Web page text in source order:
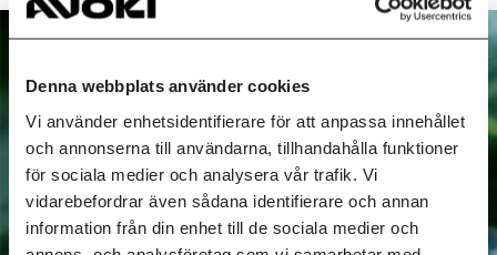
Denna webbplats använder cookies
Vi använder enhetsidentifierare för att anpassa innehållet
och annonserna till användarna, tillhandahålla funktioner
för sociala medier och analysera vår trafik. Vi
vidarebefordrar även sådana identifierare och annan
information från din enhet till de sociala medier och